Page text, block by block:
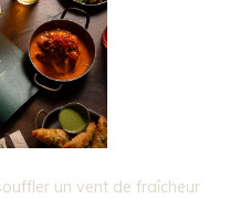
un vent de fraîcheur